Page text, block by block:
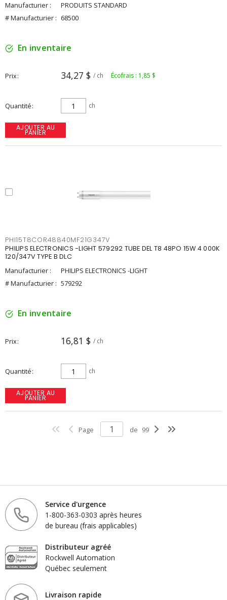
Manufacturier :
PRODUITS STANDARD
# Manufacturier : 68500
En inventaire
Prix 34,27 $ / ch Écofrais : 1,85 $
Quantité ch
AJOUTER AU
PANIER
PHI15T8COR48840MF21G347V
PHILIPS ELECTRONICS -LIGHT 579292 TUBE DEL T8 48PO 15W 4 000K
120/347V TYPE B DLC
Manufacturier :
PHILIPS ELECTRONICS -LIGHT
# Manufacturier : 579292
En inventaire
Prix 16,81 $ / ch
Quantité ch
AJOUTER AU
PANIER
Page de 99
Service d'urgence
1-800-363-0303 après heures
de bureau (frais applicables)
Distributeur agréé
Rockwell Automation
Québec seulement
Livraison rapide